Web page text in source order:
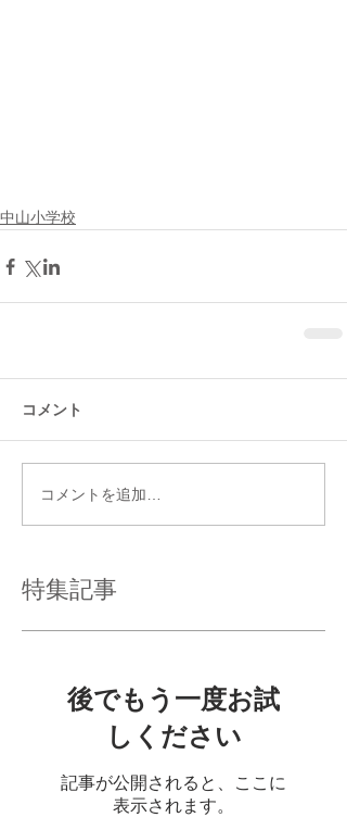
中山小学校
コメント
コメントを追加…
特集記事
後でもう一度お試
しください
記事が公開されると、ここに
表示されます。